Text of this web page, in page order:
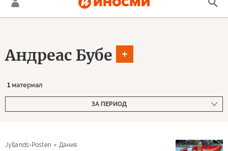
Андреас Бубе
1 материал
ЗА ПЕРИОД
Jyllands-Posten Дания